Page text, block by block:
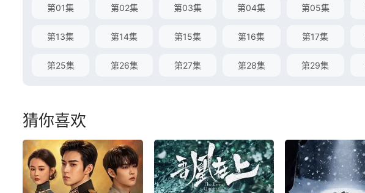
第01集 第02集 第03集 第04集 第05集
第13集 第14集 第15集 第16集 第17集
第25集 第26集 第27集 第28集 第29集
猜你喜欢